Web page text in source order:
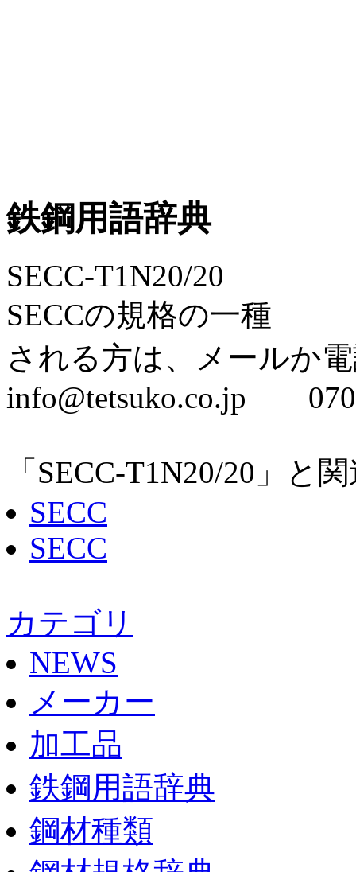
鉄鋼用語辞典
SECC-T1N20/20
SECCの規格の一種
される方は、メールか
info@tetsuko.co.jp
「SECC-T1N20/20」と
SECC
SECC
カテゴリ
NEWS
メーカー
加工品
鉄鋼用語辞典
鋼材種類